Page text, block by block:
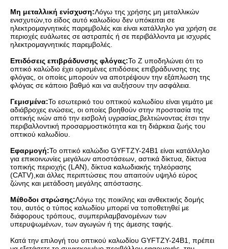
Μη μεταλλική ενίσχυση:Λόγω της χρήσης μη μεταλλικών
ενισχυτών,το είδος αυτό καλωδίου δεν υπόκειται σε
ηλεκτρομαγνητικές παρεμβολές και είναι κατάλληλο για χρήση σε
περιοχές ευάλωτες σε αστραπές ή σε περιβάλλοντα με ισχυρές
ηλεκτρομαγνητικές παρεμβολές.
Επιδόσεις επιβράδυνσης φλόγας:Το Z υποδηλώνει ότι το
οπτικό καλώδιο έχει ορισμένες επιδόσεις επιβράδυνσης της
φλόγας, οι οποίες μπορούν να αποτρέψουν την εξάπλωση της
φλόγας σε κάποιο βαθμό και να αυξήσουν την ασφάλεια.
Γεμισμένα:Το εσωτερικό του οπτικού καλωδίου είναι γεμάτο με
αδιάβροχες ενώσεις, οι οποίες βοηθούν στην προστασία της
οπτικής ινών από την εισβολή υγρασίας,βελτιώνοντας έτσι την
περιβαλλοντική προσαρμοστικότητα και τη διάρκεια ζωής του
οπτικού καλωδίου.
Εφαρμογή:Το οπτικό καλώδιο GYFTZY-24B1 είναι κατάλληλο
για επικοινωνίες μεγάλων αποστάσεων, αστικά δίκτυα, δίκτυα
τοπικής περιοχής (LAN), δίκτυα καλωδιακής τηλεόρασης
(CATV),και άλλες περιπτώσεις που απαιτούν υψηλό εύρος
ζώνης και μετάδοση μεγάλης απόστασης.
Μέθοδοι στρώσης:Λόγω της ποικίλης και ανθεκτικής δομής
του, αυτός ο τύπος καλωδίου μπορεί να τοποθετηθεί με
διάφορους τρόπους, συμπεριλαμβανομένων των
υπερυψωμένων, των αγωγών ή της άμεσης ταφής.
Κατά την επιλογή του οπτικού καλωδίου GYFTZY-24B1, πρέπει